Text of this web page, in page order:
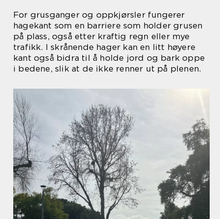
For grusganger og oppkjørsler fungerer
hagekant som en barriere som holder grusen
på plass, også etter kraftig regn eller mye
trafikk. I skrånende hager kan en litt høyere
kant også bidra til å holde jord og bark oppe
i bedene, slik at de ikke renner ut på plenen.